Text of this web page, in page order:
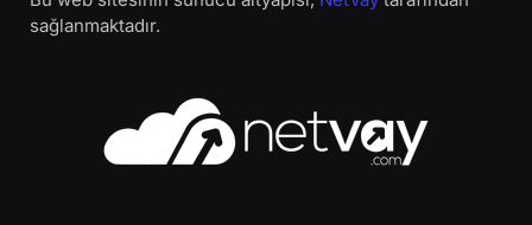
sağlanmaktadır.